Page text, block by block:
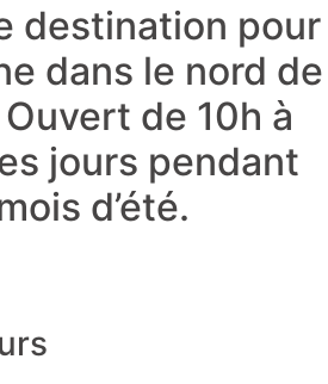
destination pour
dans le nord de
de 10h à
jours pendant
d’été.